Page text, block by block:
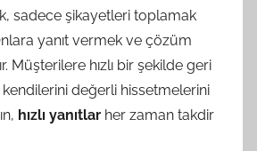
sadece şikayetleri toplamak
yanıt vermek ve çözüm
Müşterilere hızlı bir şekilde geri
değerli hissetmelerini
hızlı yanıtlar her zaman takdir